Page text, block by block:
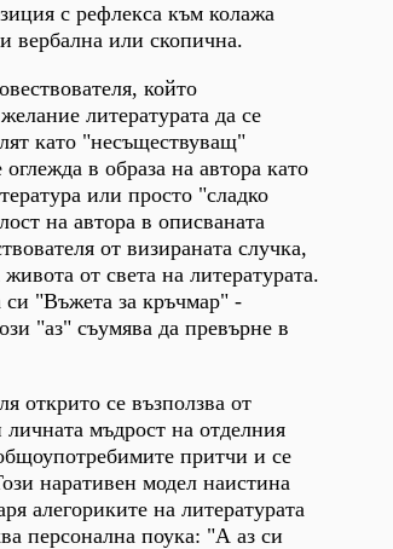
с рефлекса към колажа
вербална или скопична.
който
литературата да се
като "несъществуващ"
в образа на автора като
или просто "сладко
на автора в описваната
от визираната случка,
от света на литературата.
си "Въжета за кръчмар" -
"аз" съумява да превърне в
открито се възползва от
мъдрост на отделния
притчи и се
наративен модел наистина
алегориките на литературата
персонална поука: "А аз си